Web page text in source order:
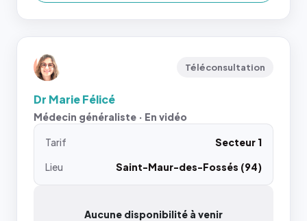
Téléconsultation
Dr Marie Félicé
Médecin généraliste · En vidéo
Tarif
Secteur 1
Lieu
Saint-Maur-des-Fossés (94)
Aucune disponibilité à venir